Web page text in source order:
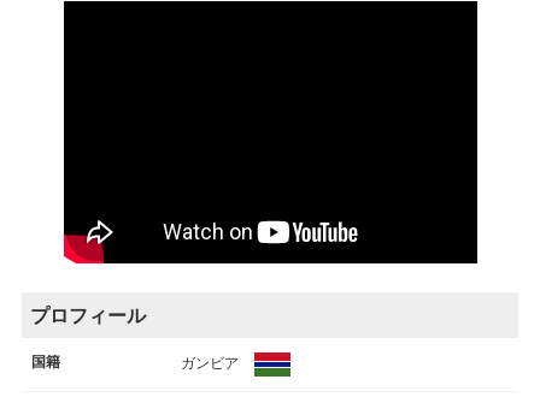
プロフィール
国籍 ガンビア